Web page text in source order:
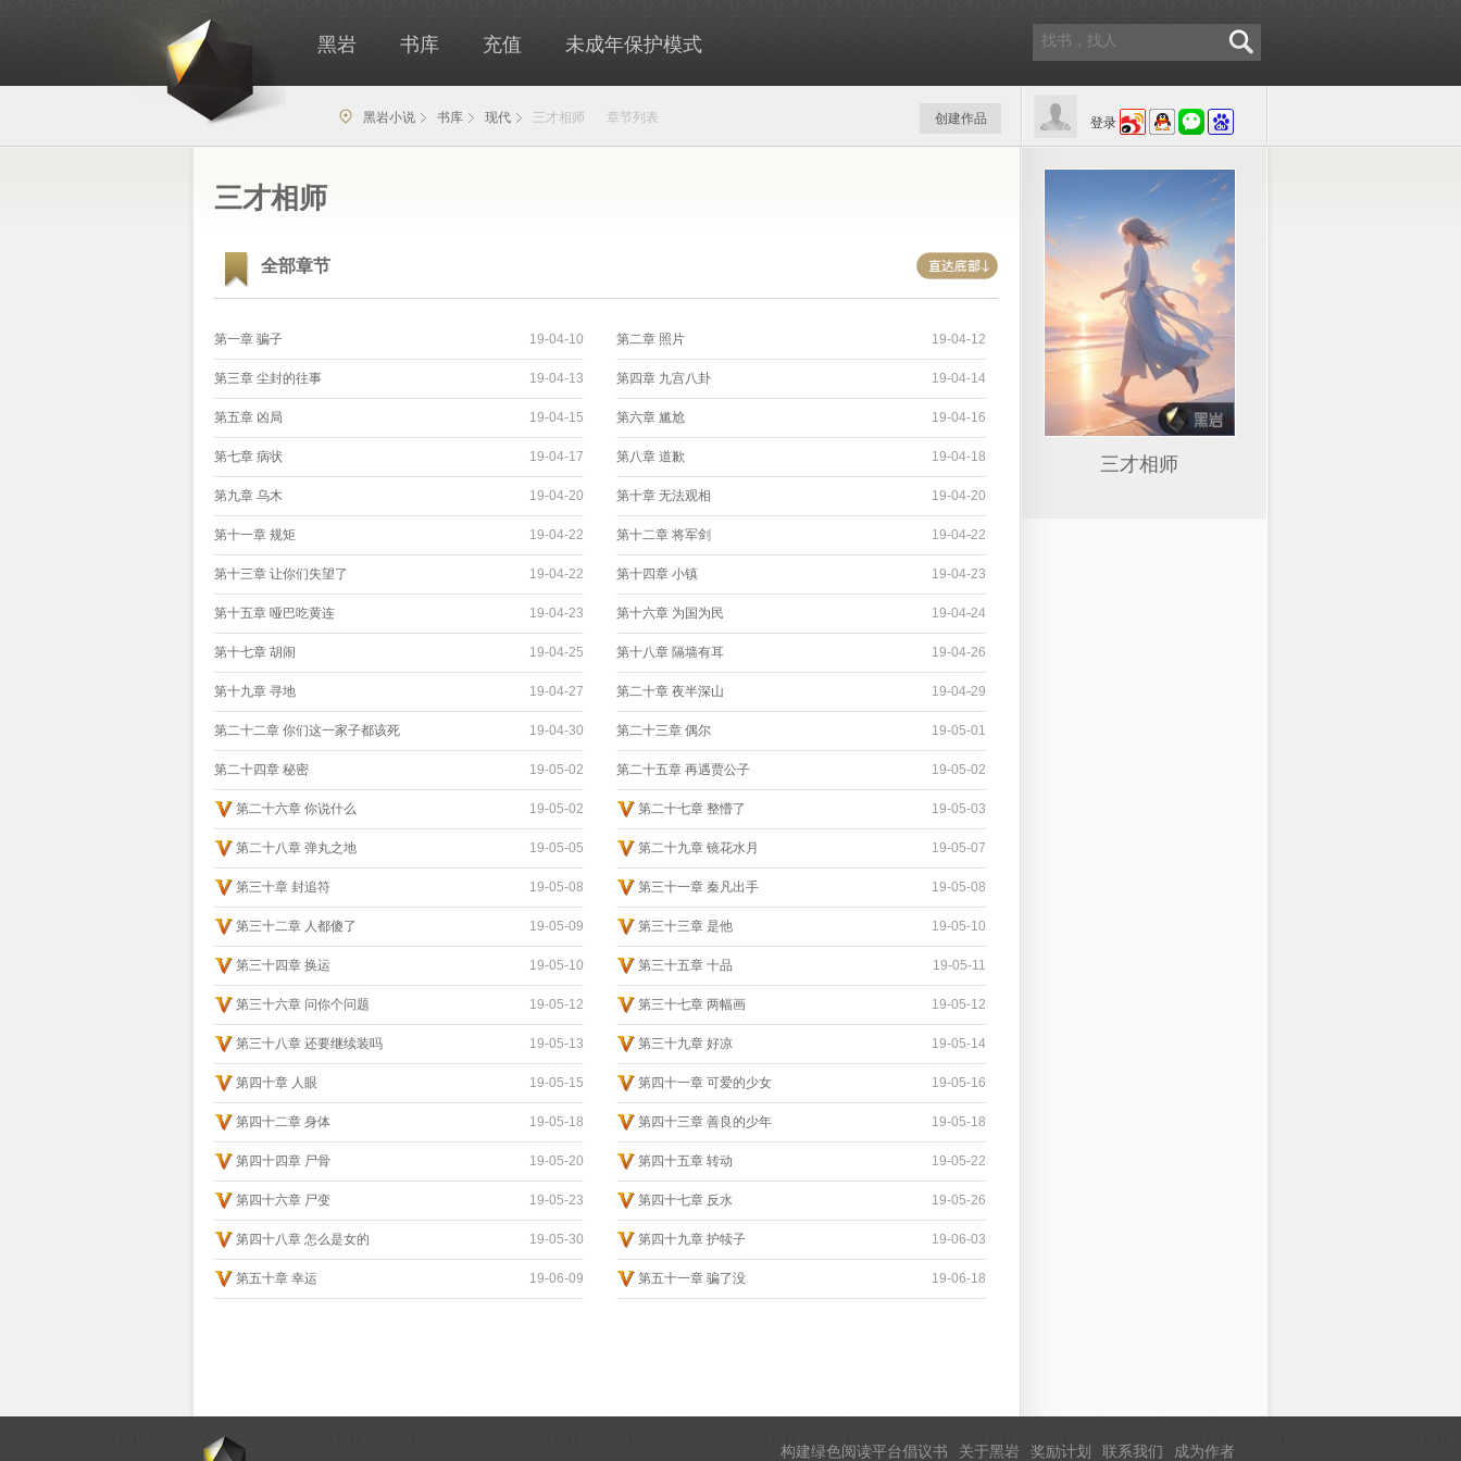
黑岩 书库 充值 未成年保护模式
登录
黑岩小说 书库 现代 三才相师 章节列表 创建作品
三才相师
全部章节
19-04-10
第一章 骗子 19-04-12
第二章 照片
19-04-13
第三章 尘封的往事 19-04-14
第四章 九宫八卦
19-04-15
第五章 凶局 19-04-16
第六章 尴尬
19-04-17
第七章 病状 19-04-18
第八章 道歉
19-04-20
第九章 乌木 19-04-20
第十章 无法观相
19-04-22
第十一章 规矩 19-04-22
第十二章 将军剑
19-04-22
第十三章 让你们失望了 19-04-23
第十四章 小镇
19-04-23
第十五章 哑巴吃黄连 19-04-24
第十六章 为国为民
19-04-25
第十七章 胡闹 19-04-26
第十八章 隔墙有耳
19-04-27
第十九章 寻地 19-04-29
第二十章 夜半深山
19-04-30
第二十二章 你们这一家子都该死 19-05-01
第二十三章 偶尔
19-05-02
第二十四章 秘密 19-05-02
第二十五章 再遇贾公子
19-05-02
第二十六章 你说什么 19-05-03
第二十七章 整懵了
19-05-05
第二十八章 弹丸之地 19-05-07
第二十九章 镜花水月
19-05-08
第三十章 封追符 19-05-08
第三十一章 秦凡出手
19-05-09
第三十二章 人都傻了 19-05-10
第三十三章 是他
19-05-10
第三十四章 换运 19-05-11
第三十五章 十品
19-05-12
第三十六章 问你个问题 19-05-12
第三十七章 两幅画
19-05-13
第三十八章 还要继续装吗 19-05-14
第三十九章 好凉
19-05-15
第四十章 人眼 19-05-16
第四十一章 可爱的少女
19-05-18
第四十二章 身体 19-05-18
第四十三章 善良的少年
19-05-20
第四十四章 尸骨 19-05-22
第四十五章 转动
19-05-23
第四十六章 尸变 19-05-26
第四十七章 反水
19-05-30
第四十八章 怎么是女的 19-06-03
第四十九章 护犊子
19-06-09
第五十章 幸运 19-06-18
第五十一章 骗了没
三才相师
构建绿色阅读平台倡议书 关于黑岩 奖励计划 联系我们 成为作者